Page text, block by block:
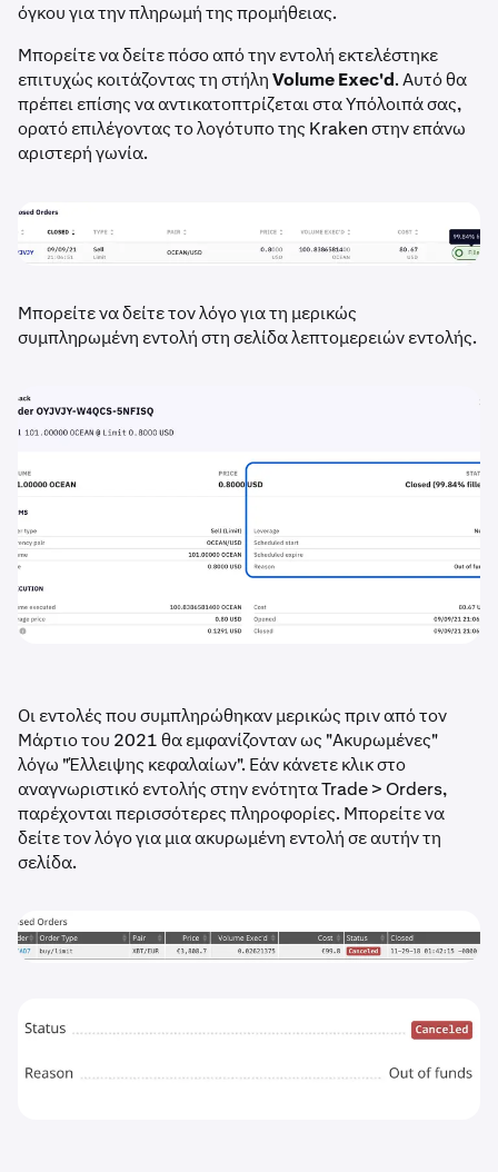
όγκου για την πληρωμή της προμήθειας.
Μπορείτε να δείτε πόσο από την εντολή εκτελέστηκε
επιτυχώς κοιτάζοντας τη στήληVolume Exec'd. Αυτό θα
πρέπει επίσης να αντικατοπτρίζεται στα Υπόλοιπά σας,
ορατό επιλέγοντας το λογότυπο της Kraken στην επάνω
αριστερή γωνία.
Μπορείτε να δείτε τον λόγο για τη μερικώς
συμπληρωμένη εντολή στη σελίδα λεπτομερειών εντολής.
Οι εντολές που συμπληρώθηκαν μερικώς πριν από τον
Μάρτιο του 2021 θα εμφανίζονταν ως "Ακυρωμένες"
λόγω "Έλλειψης κεφαλαίων". Εάν κάνετε κλικ στο
αναγνωριστικό εντολής στην ενότητα Trade > Orders,
παρέχονται περισσότερες πληροφορίες. Μπορείτε να
δείτε τον λόγο για μια ακυρωμένη εντολή σε αυτήν τη
σελίδα.